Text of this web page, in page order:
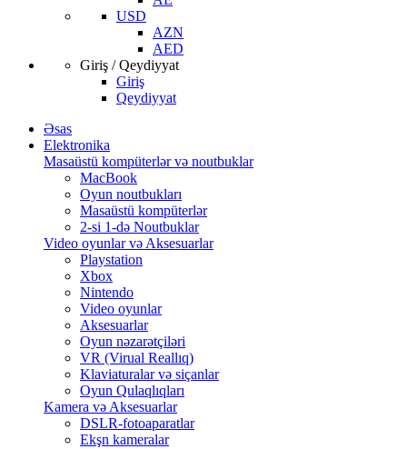
USD
AZN
AED
Giriş / Qeydiyyat
Giriş
Qeydiyyat
Əsas
Elektronika
Masaüstü kompüterlər və noutbuklar
MacBook
Oyun noutbukları
Masaüstü kompüterlər
2-si 1-də Noutbuklar
Video oyunlar və Aksesuarlar
Playstation
Xbox
Nintendo
Video oyunlar
Aksesuarlar
Oyun nəzarətçiləri
VR (Virual Reallıq)
Klaviaturalar və siçanlar
Oyun Qulaqlıqları
Kamera və Aksesuarlar
DSLR-fotoaparatlar
Ekşn kameralar